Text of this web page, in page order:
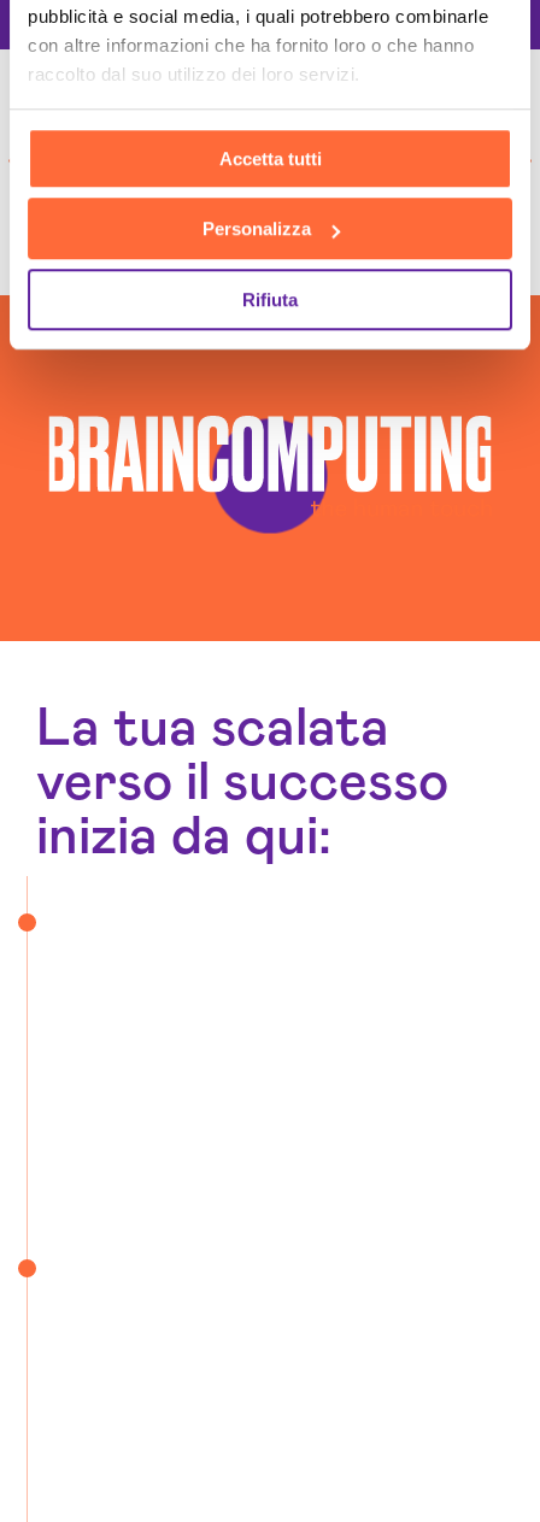
pubblicità e social media, i quali potrebbero combinarle
con altre informazioni che ha fornito loro o che hanno
raccolto dal suo utilizzo dei loro servizi.
Accetta tutti
Personalizza
Rifiuta
La tua scalata
verso il successo
inizia da qui: